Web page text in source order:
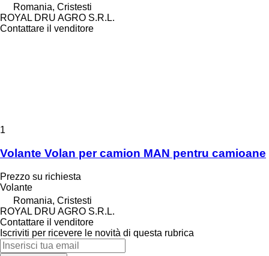
Romania, Cristesti
ROYAL DRU AGRO S.R.L.
Contattare il venditore
1
Volante Volan per camion MAN pentru camioane
Prezzo su richiesta
Volante
Romania, Cristesti
ROYAL DRU AGRO S.R.L.
Contattare il venditore
Iscriviti per ricevere le novità di questa rubrica